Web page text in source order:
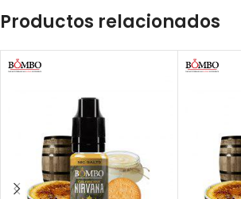
Productos relacionados